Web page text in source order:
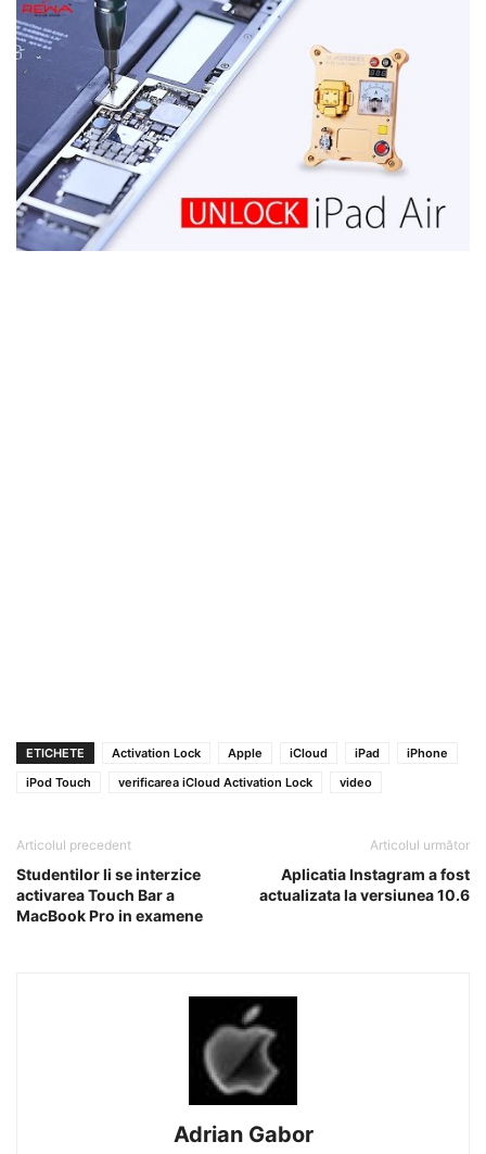
ETICHETE Activation Lock Apple iCloud iPad
iPhone
iPod Touch
verificarea iCloud Activation Lock video
Articolul precedent
Studentilor li se interzice
activarea Touch Bar a
MacBook Pro in examene
Articolul următor
Aplicatia Instagram a fost
actualizata la versiunea 10.6
Adrian Gabor